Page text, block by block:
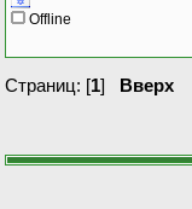
Offline
Страниц: [1] Вверх